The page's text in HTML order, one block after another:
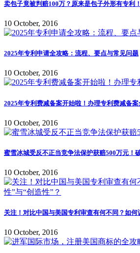
卖包子竟被判赔100万？原来是包子外形有专利！
10 October, 2016
2025年专利申请全攻略：流程、要点与常见问题
10 October, 2016
2025年专利费减备案开始啦！办理专利费减备案
10 October, 2016
蜜雪冰城受反不正当竞争法保护获赔500万元！
10 October, 2016
关注！对比中国与美国专利审查有何不同？如何
10 October, 2016